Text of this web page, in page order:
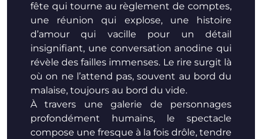
fête qui tourne au règlement de comptes,
une réunion qui explose, une histoire
d’amour qui vacille pour un détail
insignifiant, une conversation anodine qui
révèle des failles immenses. Le rire surgit là
où on ne l’attend pas, souvent au bord du
malaise, toujours au bord du vide.
À travers une galerie de personnages
profondément humains, le spectacle
compose une fresque à la fois drôle, tendre